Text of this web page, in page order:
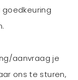
aanvraag je
ons te sturen,